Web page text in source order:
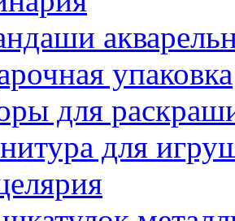
упаковка
для
для